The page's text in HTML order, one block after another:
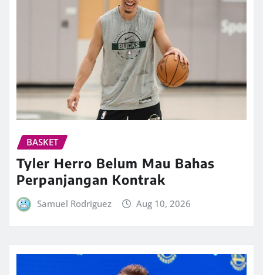
BASKET
Tyler Herro Belum Mau Bahas
Perpanjangan Kontrak
Samuel Rodriguez Aug 10, 2026